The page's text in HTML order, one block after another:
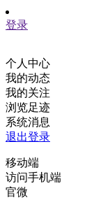
登录
个人中心
我的动态
我的关注
浏览足迹
系统消息
退出登录
移动端
访问手机端
官微